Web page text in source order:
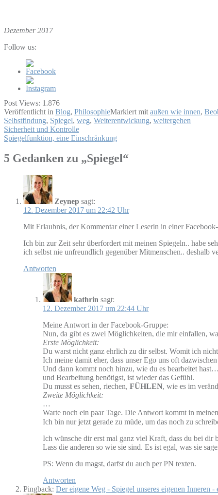
Dezember 2017
Follow us:
Post Views: 1.876
Veröffentlicht in Blog, PhilosophieMarkiert mit außen wie innen,
Selbstfindung, Spiegel, weg, Weiterentwickung, weitergehen
Beitragsnavigation
Sicherheit und Kontrolle
Spiegelfunktion, eine Einschränkung
5 Gedanken zu „Spiegel“
Zeynep sagt:
12. Dezember 2017 um 22:42 Uhr
Mit Erlaubnis, der Kommentar einer Leserin in einer
Ich bin zur Zeit sehr überfordert mit meinen Spiegeln.. habe
ich selbst nie unfreundlich gegenüber Mitmenschen.. deshalb
Antworten
kathrin sagt:
12. Dezember 2017 um 22:44 Uhr
Meine Antwort in der Facebook-Gruppe:
Nun, da gibt es zwei Möglichkeiten, die mir einfallen,
Erste Möglichkeit:
Du warst nicht ganz ehrlich zu dir selbst. Womit ich
Ich meine damit eher, dass unser Ego uns oft
Und dann kommt noch hinzu, wie du es bearbeitet
und Bearbeitung benötigst, ist wieder das Gefühl.
Du musst es sehen, riechen, FÜHLEN, wie es im
Zweite Möglichkeit:
…
Warte noch ein paar Tage. Die Antwort kommt in
Ich bin nur jetzt gerade zu müde, um das noch zu
Ich wünsche dir erst mal ganz viel Kraft, dass du bei dir
Lass die anderen so wie sie sind. Es ist egal, was sie
PS: Wenn du magst, darfst du auch per PN texten.
Antworten
Pingback: Der eigene Weg - Spiegel unseres eigenen Inneren -